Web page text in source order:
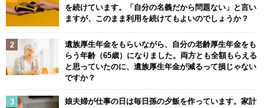
を続けています。「自分の名義だから問題ない」と言い
ますが、このまま利用を続けてもよいのでしょうか？
遺族厚生年金をもらいながら、自分の老齢厚生年金をも
らう年齢（65歳）になりました。両方とも全額もらえる
と思っていたのに、遺族厚生年金が減るって損じゃない
ですか？
娘夫婦が仕事の日は毎日孫の夕飯を作っています。家計